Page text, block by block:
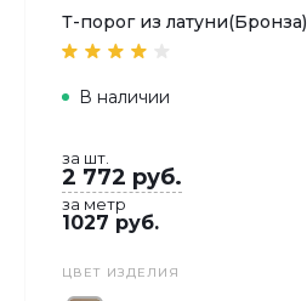
Т-порог из латуни(Бронза)
В наличии
за шт.
2 772 руб.
за метр
1027 руб.
ЦВЕТ ИЗДЕЛИЯ